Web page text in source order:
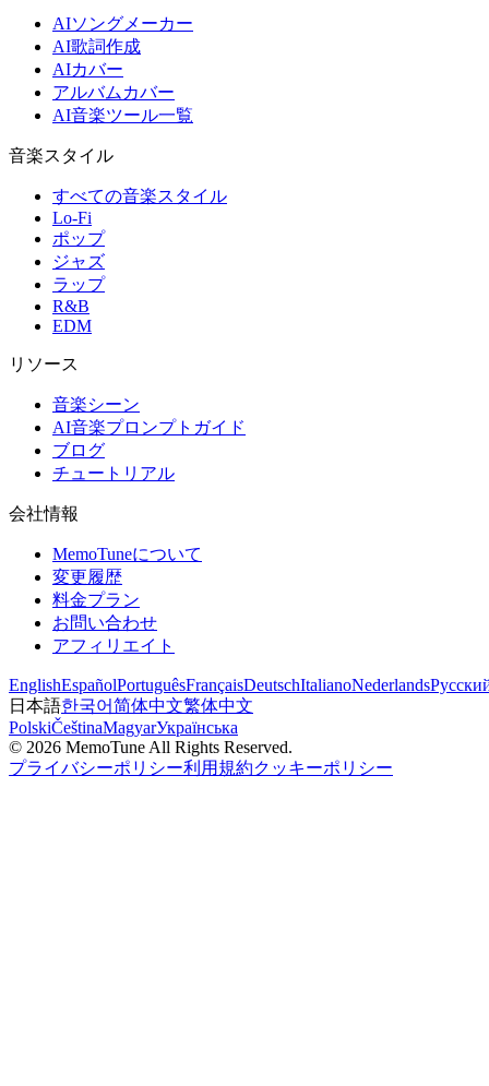
AIソングメーカー
AI歌詞作成
AIカバー
アルバムカバー
AI音楽ツール一覧
音楽スタイル
すべての音楽スタイル
Lo-Fi
ポップ
ジャズ
ラップ
R&B
EDM
リソース
音楽シーン
AI音楽プロンプトガイド
ブログ
チュートリアル
会社情報
MemoTuneについて
変更履歴
料金プラン
お問い合わせ
アフィリエイト
EnglishEspañolPortuguêsFrançaisDeutschItalianoNederlands
日本語한국어简体中文繁体中文
PolskiČeštinaMagyarУкраїнська
© 2026 MemoTune All Rights Reserved.
プライバシーポリシー利用規約クッキーポリシー